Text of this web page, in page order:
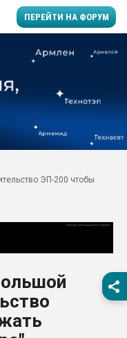
ПЕРЕЙТИ НА ФОРУМ
умельцы изготовили
колонок полностью из
Продажа готового
производство SPC
29.07.2026 ФРП помог
Помощь в подборе
Вакуум-формовочные
Подмосковье, Москва
28.07.2026
первый план в
пластмасс
ЭП-200 чтобы